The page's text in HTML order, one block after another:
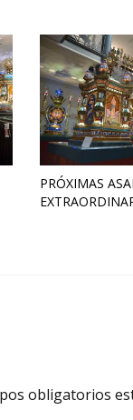
PRÓXIMAS
obligatorios